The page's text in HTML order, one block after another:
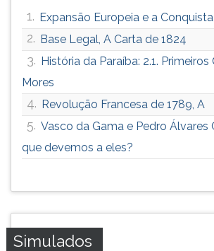
1. Expansão Europeia e a
2. Base Legal, A Carta de 1824
3. História da Paraíba: 2.1.
Mores
4. Revolução Francesa de 1789, A
5. Vasco da Gama e Pedro Álvares
que devemos a eles?
Simulados